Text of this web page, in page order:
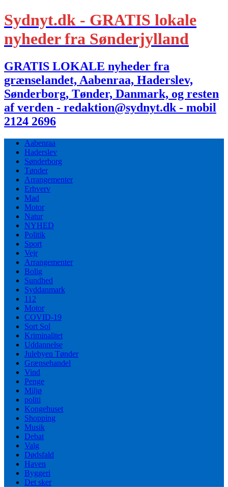
Sydnyt.dk - GRATIS lokale
nyheder fra Sønderjylland
GRATIS LOKALE nyheder fra
grænselandet, Aabenraa, Haderslev,
Sønderborg, Tønder, Danmark, og resten
af verden - redaktion@sydnyt.dk - mobil
2124 2696
Aabenraa
Haderslev
Sønderborg
Tønder
Arrangementer
Erhverv
Mad
Motor
Natur
NYHED
Politik
Sport
Vejr
Arrangementer
Bolig
Sundhed
Syddanmark
112
Motor
COVID-19
Sort Sol
Kriminalitet
Uddannelse
Julebyen Tønder
Grænsehandel
Vind
Penge
Miljø
politi
Kongehuset
Shopping
Musik
Debat
Valg
Dødsfald
Haven
Byggeri
Det sker